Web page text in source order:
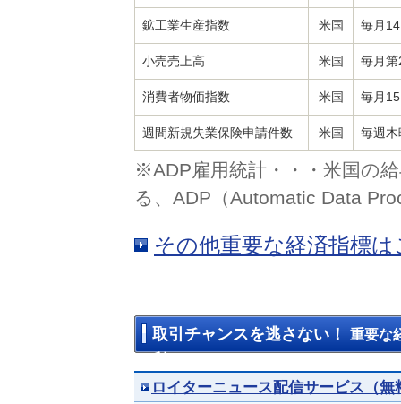
鉱工業生産指数 米国 毎月
小売売上高 米国 毎月第
消費者物価指数 米国 毎月
週間新規失業保険申請件数 米国 毎週木
※ADP雇用統計・・・米国の
る、ADP（Automatic Data
その他重要な経済指標
取引チャンスを逃さない！ 重要な
ロイターニュース配信サービス（無